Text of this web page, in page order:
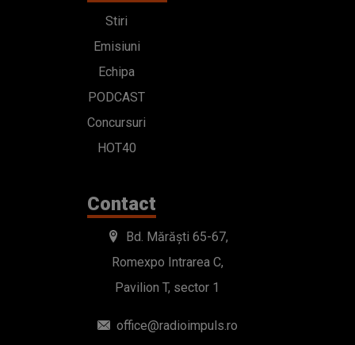
Stiri
Emisiuni
Echipa
PODCAST
Concursuri
HOT40
Contact
Bd. Mărăști 65-67,
Romexpo Intrarea C,
Pavilion T, sector 1
office@radioimpuls.ro